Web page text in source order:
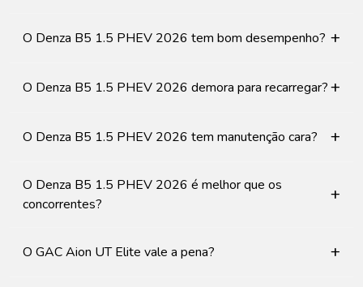
O Denza B5 1.5 PHEV 2026 tem bom desempenho? +
O Denza B5 1.5 PHEV 2026 demora para recarregar?+
O Denza B5 1.5 PHEV 2026 tem manutenção cara? +
O Denza B5 1.5 PHEV 2026 é melhor que os
concorrentes?
+
O GAC Aion UT Elite vale a pena? +